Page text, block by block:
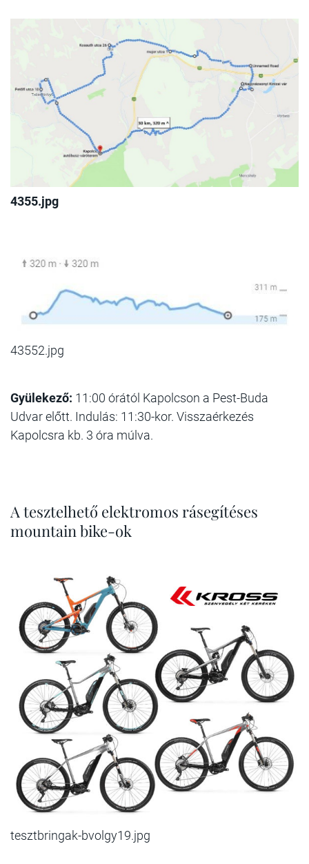
4355.jpg
43552.jpg
Gyülekező: 11:00 órától Kapolcson a Pest-Buda
Udvar előtt. Indulás: 11:30-kor. Visszaérkezés
Kapolcsra kb. 3 óra múlva.
A tesztelhető elektromos rásegítéses
mountain bike-ok
tesztbringak-bvolgy19.jpg